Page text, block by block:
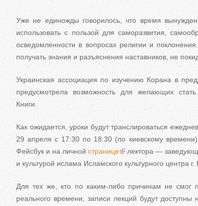
Уже не единожды говорилось, что время
использовать с пользой для саморазвития,
осведомленности в вопросах религии и
получать знания и разъяснения наставников, не
Украинская ассоциация по изучению Корана в
предусмотрела возможность для желающих
Книги.
Как ожидается, уроки будут транслироваться
29 апреля с 17:30 по 18:30 (по киевскому
Фейсбук и на личной странице
лектора —
и культурой ислама Исламского культурного центра
Для тех же, кто по каким-либо причинам не смог
реального времени, записи лекций будут доступны